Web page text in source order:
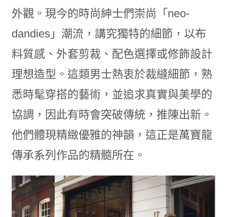
外觀。現今的時尚紳士們崇尚「neo-
dandies」潮流，講究獨特的細節，以布
料質感、外套剪裁、配色選擇或修飾設計
理想造型。這類男士熱衷於裁縫細節，熟
悉時髦穿搭的藝術，並追求真實與美學的
協調，因此有時會突破傳統，推陳出新。
他們體現精緻優雅的神韻，這正是萬寶龍
傳承系列作品的精髓所在。